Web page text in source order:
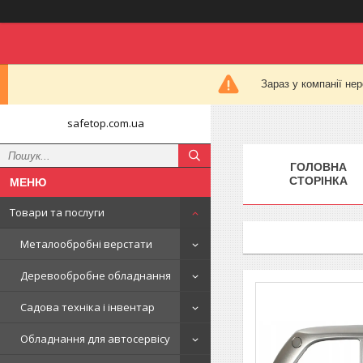
Зараз у компанії
safetop.com.ua
Товари та послуги
Металообробні верстати
Деревообробне обладнання
Садова техніка і інвентар
Обладнання для автосервісу
ГОЛОВНА
СТОРІНКА